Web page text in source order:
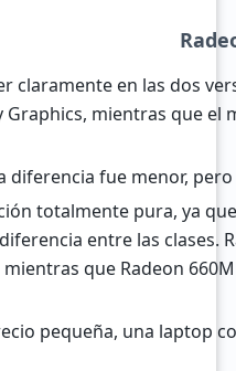
claramente en las dos
Graphics, mientras que
diferencia fue menor,
totalmente pura, ya
entre las clases.
que Radeon
pequeña, una laptop